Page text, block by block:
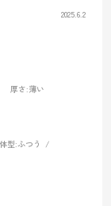
2025.6.2
厚さ:薄い
体型:ふつう